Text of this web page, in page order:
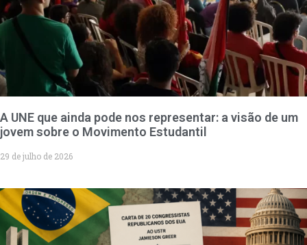
A UNE que ainda pode nos representar: a visão de um
jovem sobre o Movimento Estudantil
29 de julho de 2026